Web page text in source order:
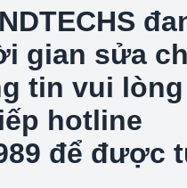
gian sửa
tin vui
hotline
để được